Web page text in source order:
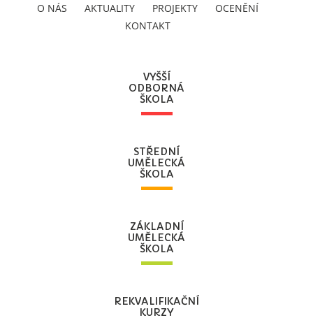
O NÁS AKTUALITY PROJEKTY
OCENĚNÍ
KONTAKT
VYŠŠÍ
ODBORNÁ
ŠKOLA
STŘEDNÍ
UMĚLECKÁ
ŠKOLA
ZÁKLADNÍ
UMĚLECKÁ
ŠKOLA
REKVALIFIKAČNÍ
KURZY